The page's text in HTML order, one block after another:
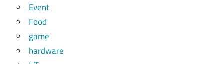
Event
Food
game
hardware